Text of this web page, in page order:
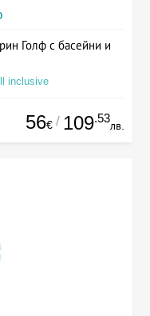
Голф с басейни и
inclusive
56€ / 109.53
лв.